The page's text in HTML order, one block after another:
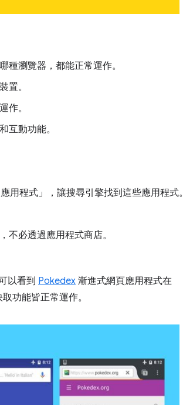
種瀏覽器，都能正常運作。
置。
作。
互動功能。
用程式」，讓搜尋引擎找到這些應用程式。
不必透過應用程式商店。
以看到 Pokedex 漸進式網頁應用程式在
功能皆正常運作。